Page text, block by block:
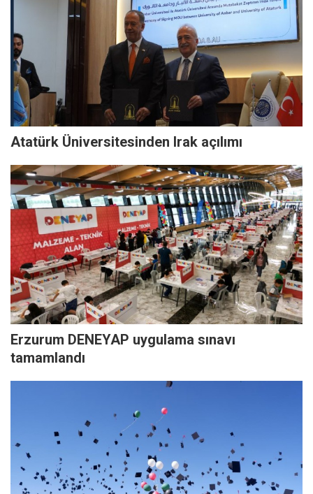
Atatürk Üniversitesinden Irak açılımı
Erzurum DENEYAP uygulama sınavı
tamamlandı